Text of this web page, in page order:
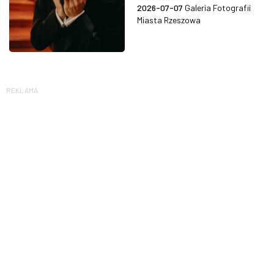
2026-07-07 Galeria Fotografii
Miasta Rzeszowa
REKLAMA